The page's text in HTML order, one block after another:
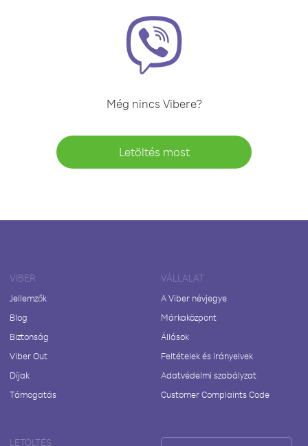
Még nincs Vibere?
Letöltés most
VIBER
Jellemzők
Blog
Biztonság
Viber Out
Díjak
Támogatás
VÁLLALAT
A Viber névjegye
Márkaközpont
Állások
Feltételek és irányelvek
Adatvédelmi szabályzat
Customer Complaints Code
LETÖLTÉS